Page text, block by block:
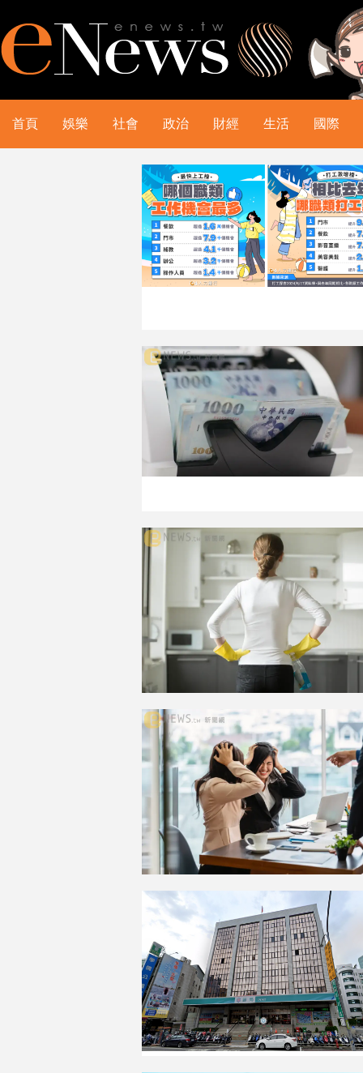
首頁 娛樂 社會 政治 財經 生活 國際